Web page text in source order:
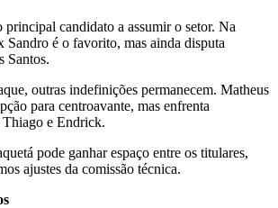
principal candidato a assumir o setor. Na
Sandro é o favorito, mas ainda disputa
Santos.
outras indefinições permanecem. Matheus
para centroavante, mas enfrenta
e Endrick.
pode ganhar espaço entre os titulares,
ajustes da comissão técnica.